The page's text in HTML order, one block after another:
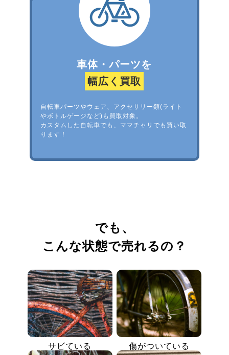
車体・パーツを
幅広く買取
自転車パーツやウェア、アクセサリー類(ライト
やボトルゲージなど)も買取対象。
カスタムした自転車でも、ママチャリでも買い取
ります！
でも、
こんな状態で売れるの？
サビている 傷がついている